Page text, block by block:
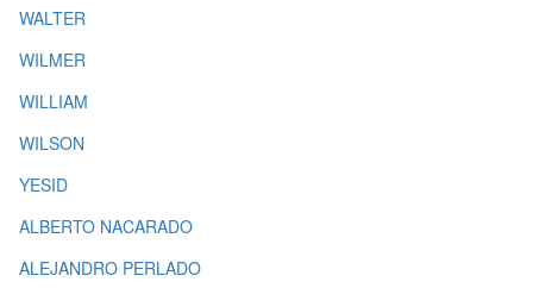
WALTER
WILMER
WILLIAM
WILSON
YESID
ALBERTO NACARADO
ALEJANDRO PERLADO